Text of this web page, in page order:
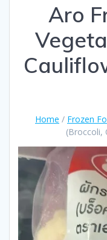
Aro
Home / Frozen
(Broccoli,